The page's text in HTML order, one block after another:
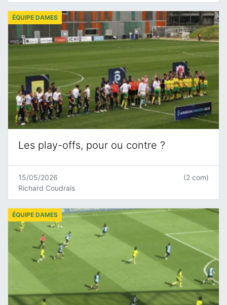
Les play-offs, pour ou contre ?
ÉQUIPE DAMES
15/05/2026
Richard Coudrais
(2 com)
ÉQUIPE DAMES